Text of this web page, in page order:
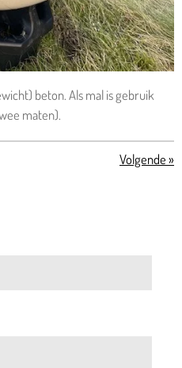
beton. Als mal is gebruik
maten).
Volgende»